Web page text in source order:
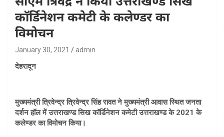
कॉर्डिनेशन कमेटी के कलेण्डर का
विमोचन
January 30, 2021 admin
देहरादून
मुख्यमंत्री त्रिवेन्द्र त्रिवेन्द्र सिंह रावत ने मुख्यमंत्री आवास स्थित जनता
दर्शन हॉल में उत्तराखण्ड सिख कॉर्डिनेशन कमेटी उत्तराखण्ड के 2021 के
कलेण्डर का विमोचन किया।